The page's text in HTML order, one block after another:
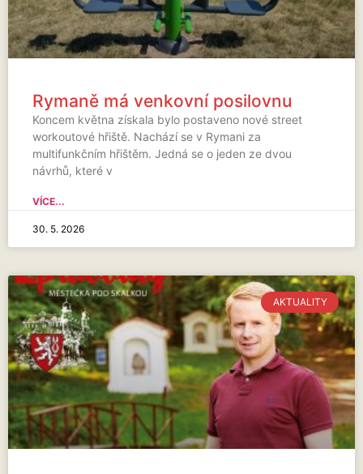
Rymaně má venkovní posilovnu
Koncem května získala bylo postaveno nové street
workoutové hřiště. Nachází se v Rymani za
multifunkčním hřištěm. Jedná se o jeden ze dvou
návrhů, které v
VÍCE...
30. 5. 2026
AKTUALITY